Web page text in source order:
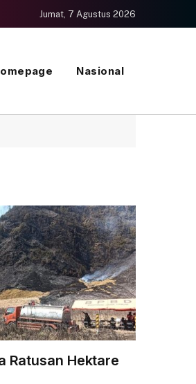
Jumat, 7 Agustus 2026
Nasional
Ratusan Hektare